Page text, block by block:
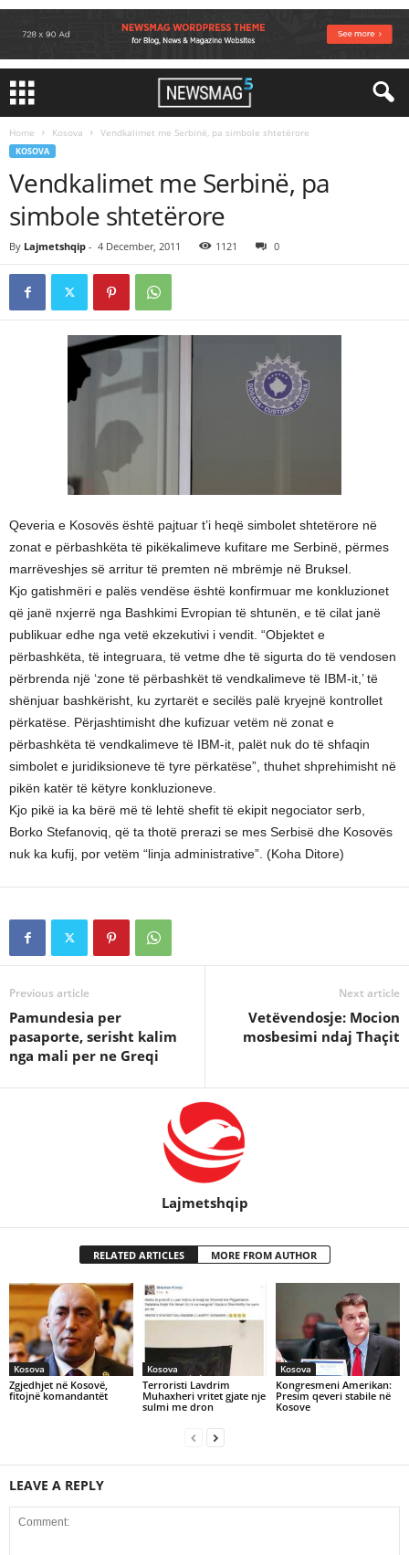
Home Kosova Vendkalimet me Serbinë, pa simbole shtetërore
KOSOVA
Vendkalimet me Serbinë, pa
simbole shtetërore
By Lajmetshqip - 4 December, 2011 1121 0
Qeveria e Kosovës është pajtuar t’i heqë simbolet shtetërore në
zonat e përbashkëta të pikëkalimeve kufitare me Serbinë, përmes
marrëveshjes së arritur të premten në mbrëmje në Bruksel.
Kjo gatishmëri e palës vendëse është konfirmuar me konkluzionet
që janë nxjerrë nga Bashkimi Evropian të shtunën, e të cilat janë
publikuar edhe nga vetë ekzekutivi i vendit. “Objektet e
përbashkëta, të integruara, të vetme dhe të sigurta do të vendosen
përbrenda një ‘zone të përbashkët të vendkalimeve të IBM-it,’ të
shënjuar bashkërisht, ku zyrtarët e secilës palë kryejnë kontrollet
përkatëse. Përjashtimisht dhe kufizuar vetëm në zonat e
përbashkëta të vendkalimeve të IBM-it, palët nuk do të shfaqin
simbolet e juridiksioneve të tyre përkatëse”, thuhet shprehimisht në
pikën katër të këtyre konkluzioneve.
Kjo pikë ia ka bërë më të lehtë shefit të ekipit negociator serb,
Borko Stefanoviq, që ta thotë prerazi se mes Serbisë dhe Kosovës
nuk ka kufij, por vetëm “linja administrative”. (Koha Ditore)
Previous article
Pamundesia per
pasaporte, serisht kalim
nga mali per ne Greqi
Next article
Vetëvendosje: Mocion
mosbesimi ndaj Thaçit
Lajmetshqip
RELATED ARTICLES MORE FROM AUTHOR
Kosova
Zgjedhjet në Kosovë,
fitojnë komandantët
Kosova
Terroristi Lavdrim
Muhaxheri vritet gjate nje
sulmi me dron
Kosova
Kongresmeni Amerikan:
Presim qeveri stabile në
Kosove
LEAVE A REPLY